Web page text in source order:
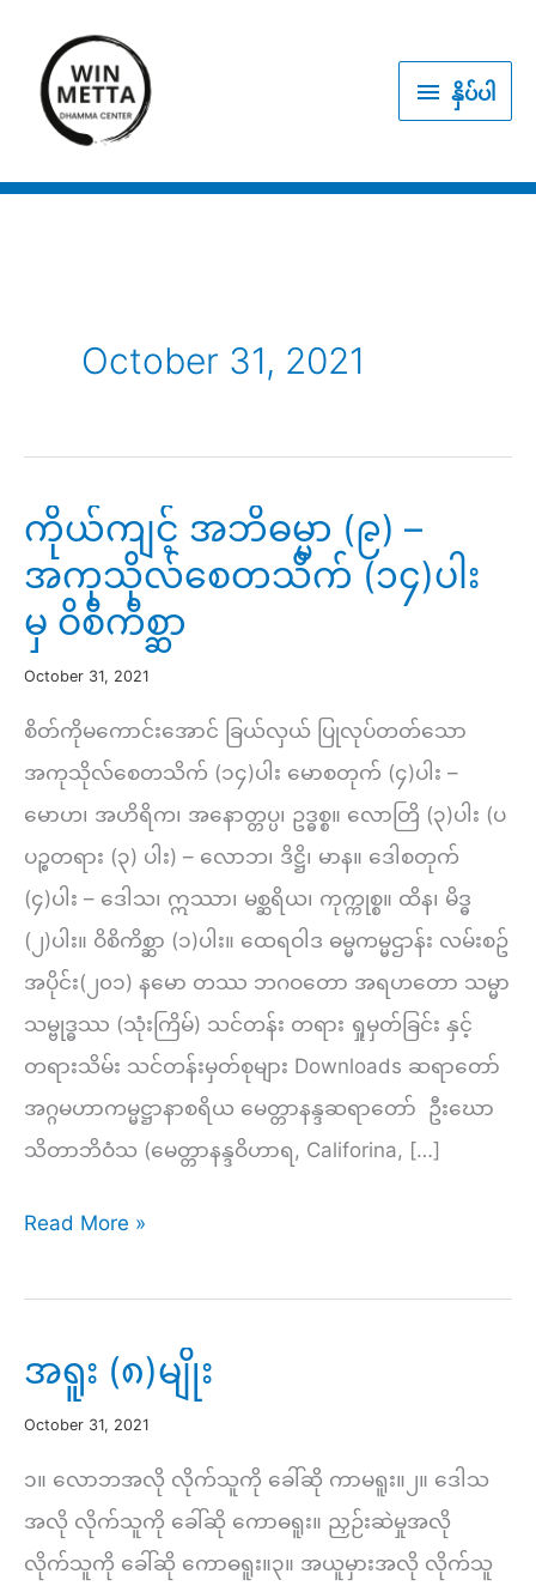
content
နှိပ် နှိပ်ပါ
October 31, 2021
ကိုယ်ကျင့် အဘိဓမ္မာ (၉) –
အကုသိုလ်စေတသိက် (၁၄)ပါး
မှ ဝိစိကိစ္ဆာ
October 31, 2021
စိတ်ကိုမကောင်းအောင် ခြယ်လှယ် ပြုလုပ်တတ်သော
အကုသိုလ်စေတသိက် (၁၄)ပါး မောစတုက် (၄)ပါး –
မောဟ၊ အဟိရိက၊ အနောတ္တပ္ပ၊ ဥဒ္ဓစ္စ။ လောတြိ (၃)ပါး (ပ
ပဉ္စတရား (၃) ပါး) – လောဘ၊ ဒိဋ္ဌိ၊ မာန။ ဒေါစတုက်
(၄)ပါး – ဒေါသ၊ ဣဿာ၊ မစ္ဆရိယ၊ ကုက္ကုစ္စ။ ထိန၊ မိဒ္ဓ
(၂)ပါး။ ဝိစိကိစ္ဆာ (၁)ပါး။ ထေရဝါဒ ဓမ္မကမ္မဌာန်း လမ်းစဥ်
အပိုင်း(၂၀၁) နမော တဿ ဘဂဝတော အရဟတော သမ္မာ
သမ္ဗုဒ္ဓဿ (သုံးကြိမ်) သင်တန်း တရား ရှုမှတ်ခြင်း နှင့်
တရားသိမ်း သင်တန်းမှတ်စုများ Downloads ဆရာတော်
အဂ္ဂမဟာကမ္မဋ္ဌာနာစရိယ မေတ္တာနန္ဒဆရာတော် ဦးဃော
သိတာဘိဝံသ (မေတ္တာနန္ဒဝိဟာရ, Califorina, […]
ကိုယ်
အဘိ
မ္
မာ
(၉)
–
အကုသိုလ်
Read More »
အရူး (၈)မျိုး
October 31, 2021
၁။ လောဘအလို လိုက်သူကို ခေါ်ဆို ကာမရူး။၂။ ဒေါသ
အလို လိုက်သူကို ခေါ်ဆို ကောဓရူး။ ညှဉ်းဆဲမှုအလို
လိုက်သူကို ခေါ်ဆို ကောဓရူး။၃။ အယူမှားအလို လိုက်သူ